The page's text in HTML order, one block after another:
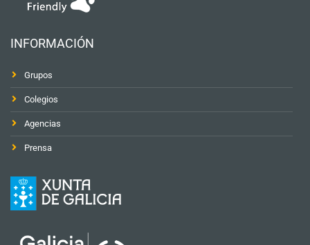
INFORMACIÓN
Grupos
Colegios
Agencias
Prensa